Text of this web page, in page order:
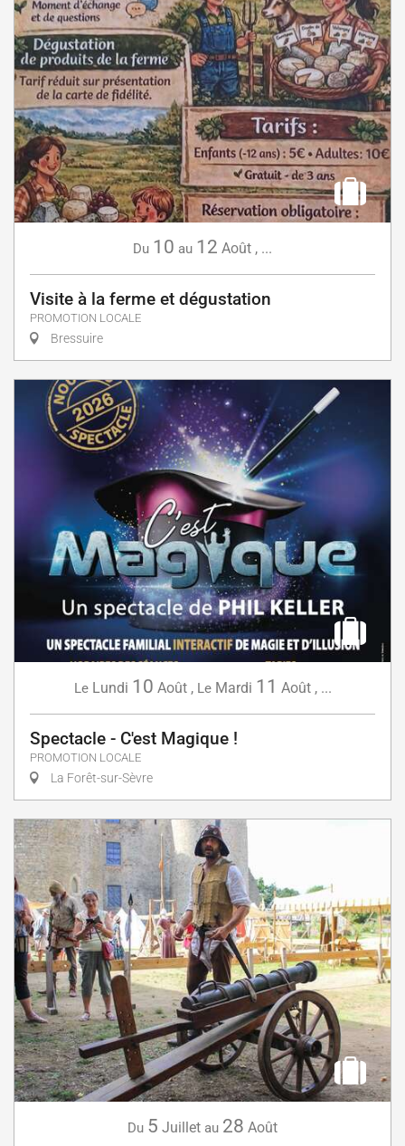
Du 10 au 12 Août , ...
Visite à la ferme et dégustation
PROMOTION LOCALE
Bressuire
Le Lundi 10 Août, Le Mardi 11 Août, ...
Spectacle - C'est Magique !
PROMOTION LOCALE
La Forêt-sur-Sèvre
Du 5 Juillet au 28 Août